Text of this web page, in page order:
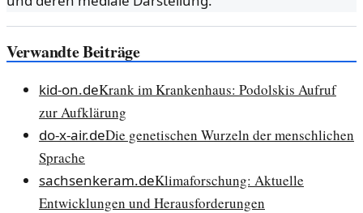
Verwandte Beiträge
kid-on.deKrank im Krankenhaus: Podolskis Aufruf
zur Aufklärung
do-x-air.deDie genetischen Wurzeln der menschlichen
Sprache
sachsenkeram.deKlimaforschung: Aktuelle
Entwicklungen und Herausforderungen